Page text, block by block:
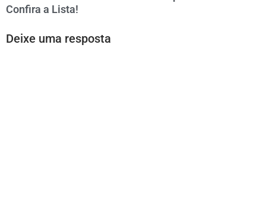
Confira a Lista!
Deixe uma resposta